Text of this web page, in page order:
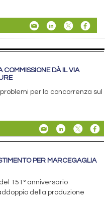
DÀ IL VIA
per la concorrenza sul
PER MARCEGAGLIA
151° anniversario
della produzione